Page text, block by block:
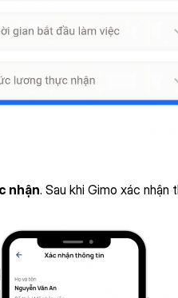
nhận. Sau khi Gimo xác nhận